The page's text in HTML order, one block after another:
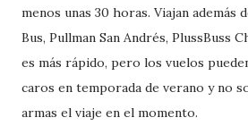
menos unas 30 horas. Viajan además
Bus, Pullman San Andrés, PlussBuss
es más rápido, pero los vuelos
caros en temporada de verano y no
armas el viaje en el momento.